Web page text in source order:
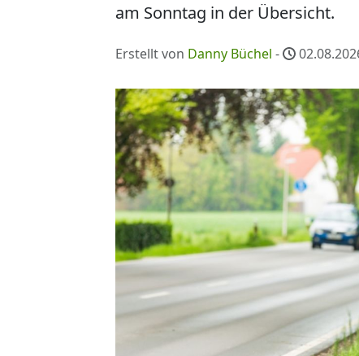
am Sonntag in der Übersicht.
Erstellt von Danny Büchel -